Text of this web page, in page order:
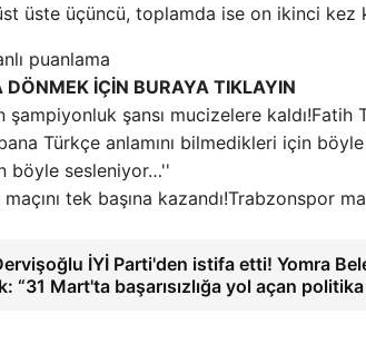
üste üçüncü, toplamda ise on ikinci kez
DÖNMEK İÇİN BURAYA TIKLAYIN
Fatih
böyle sesleniyor…''
Trabzonspor
İYİ Parti'den istifa etti! Yomra
“31 Mart'ta başarısızlığa yol açan